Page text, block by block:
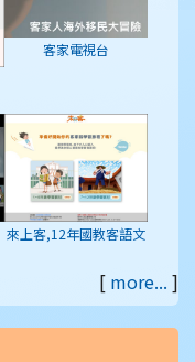
客家電視台
來上客,12年國教客語文
[ more... ]